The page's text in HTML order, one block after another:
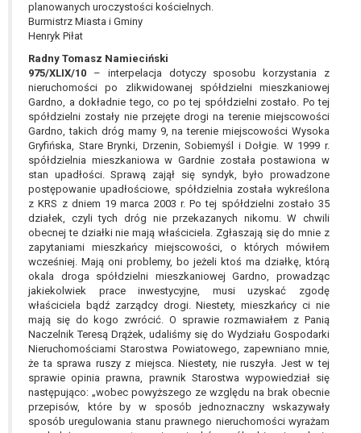
planowanych uroczystości kościelnych.
Burmistrz Miasta i Gminy
Henryk Piłat
Radny Tomasz Namieciński
975/XLIX/10 – interpelacja dotyczy sposobu korzystania z
nieruchomości po zlikwidowanej spółdzielni mieszkaniowej
Gardno, a dokładnie tego, co po tej spółdzielni zostało. Po tej
spółdzielni zostały nie przejęte drogi na terenie miejscowości
Gardno, takich dróg mamy 9, na terenie miejscowości Wysoka
Gryfińska, Stare Brynki, Drzenin, Sobiemyśl i Dołgie. W 1999 r.
spółdzielnia mieszkaniowa w Gardnie została postawiona w
stan upadłości. Sprawą zajął się syndyk, było prowadzone
postępowanie upadłościowe, spółdzielnia została wykreślona
z KRS z dniem 19 marca 2003 r. Po tej spółdzielni zostało 35
działek, czyli tych dróg nie przekazanych nikomu. W chwili
obecnej te działki nie mają właściciela. Zgłaszają się do mnie z
zapytaniami mieszkańcy miejscowości, o których mówiłem
wcześniej. Mają oni problemy, bo jeżeli ktoś ma działkę, którą
okala droga spółdzielni mieszkaniowej Gardno, prowadząc
jakiekolwiek prace inwestycyjne, musi uzyskać zgodę
właściciela bądź zarządcy drogi. Niestety, mieszkańcy ci nie
mają się do kogo zwrócić. O sprawie rozmawiałem z Panią
Naczelnik Teresą Drążek, udaliśmy się do Wydziału Gospodarki
Nieruchomościami Starostwa Powiatowego, zapewniano mnie,
że ta sprawa ruszy z miejsca. Niestety, nie ruszyła. Jest w tej
sprawie opinia prawna, prawnik Starostwa wypowiedział się
następująco: „wobec powyższego ze względu na brak obecnie
przepisów, które by w sposób jednoznaczny wskazywały
sposób uregulowania stanu prawnego nieruchomości wyrażam
nadrzędnych wobec interesów, praw i
wolności osoby, której dane dotyczą, lub
obrony roszczeń.
W przypadku gdy przetwarzanie danych
osobowych odbywa się na podstawie zgody osoby
na przetwarzanie danych osobowych (art. 6 ust. 1
lit a RODO), przysługuje Pani/Panu prawo do
cofnięcia tej zgody w dowolnym momencie.
Cofnięcie to nie ma wpływu na zgodność
przetwarzania, którego dokonano na podstawie
zgody przed jej cofnięciem.
Przysługuje Pani/Panu prawo wniesienia skargi do
organu nadzorczego na niezgodne z prawem
przetwarzanie Pani/Pana danych osobowych
przez administratora.
Organem właściwym do wniesienia skargi jest
Prezes Urzędu Ochrony Danych Osobowych.
W zależności od sfery, w której przetwarzane są
dane osobowe, podanie danych osobowych jest
dobrowolne albo jest wymogiem ustawowym lub
umownym.
Pani/Pana dane nie będą poddawane